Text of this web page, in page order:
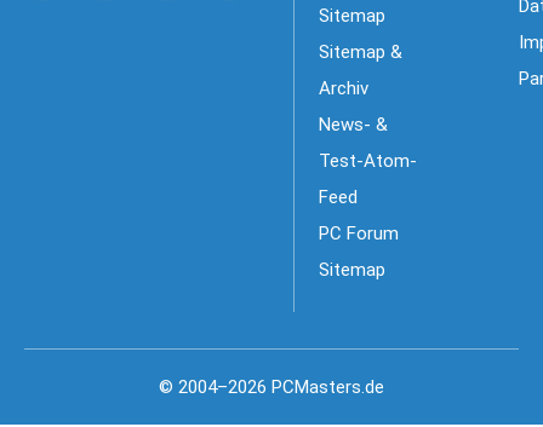
Sitemap
Sitemap &
Archiv
News- &
Test-Atom-
Feed
PC Forum
Sitemap
© 2004–2026 PCMasters.de